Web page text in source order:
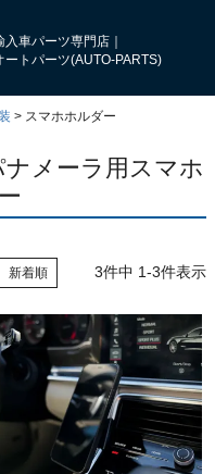
入車パーツ専門店｜
ートパーツ(AUTO-PARTS)
スマホホルダー
メーラ用スマホ
新着順 3件中 1-3件表示